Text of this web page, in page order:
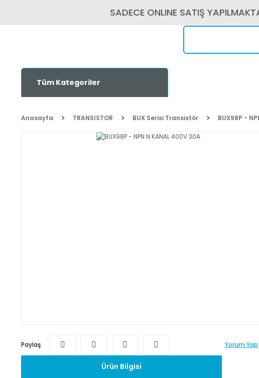
SADECE ONLINE SATIŞ
Tüm Kategoriler
Anasayfa TRANSISTOR BUX Serisi Transistör BUX98P -
Paylaş Yorum Yap
Ürün Bilgisi